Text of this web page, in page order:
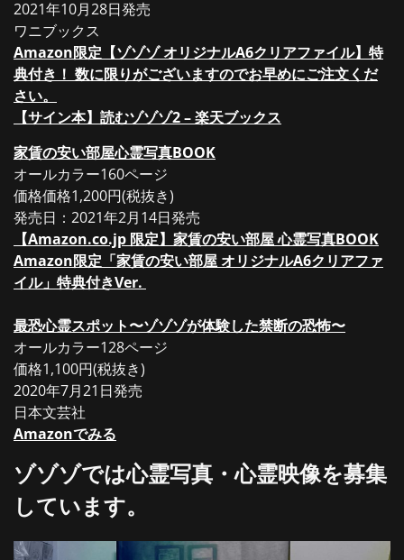
2021年10月28日発売
ワニブックス
Amazon限定【ゾゾゾ オリジナルA6クリアファイル】特
典付き！ 数に限りがございますのでお早めにご注文くだ
さい。
【サイン本】読むゾゾゾ2 – 楽天ブックス
家賃の安い部屋心霊写真BOOK
オールカラー160ページ
価格価格1,200円(税抜き)
発売日：2021年2月14日発売
【Amazon.co.jp 限定】家賃の安い部屋 心霊写真BOOK
Amazon限定「家賃の安い部屋 オリジナルA6クリアファ
イル」特典付きVer.
最恐心霊スポット〜ゾゾゾが体験した禁断の恐怖〜
オールカラー128ページ
価格1,100円(税抜き)
2020年7月21日発売
日本文芸社
Amazonでみる
ゾゾゾでは心霊写真・心霊映像を募集
しています。